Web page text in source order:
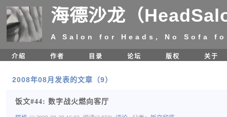
海德沙龙（
A Salon for Heads, No Sofa
介绍 作者 目录 论坛 版权 关于
2008年08月发表的文章（9）
饭文#44: 数字战火燃向客厅